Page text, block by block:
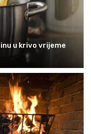
u krivo vrijeme